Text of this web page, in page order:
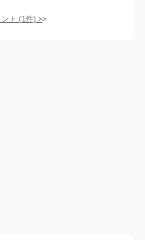
ト (1件) >